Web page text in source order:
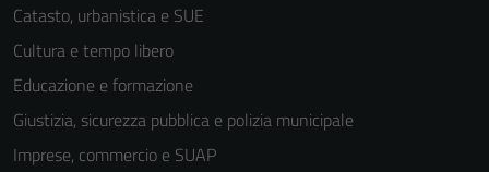
Catasto, urbanistica e SUE
Cultura e tempo libero
Educazione e formazione
Giustizia, sicurezza pubblica e polizia municipale
Imprese, commercio e SUAP